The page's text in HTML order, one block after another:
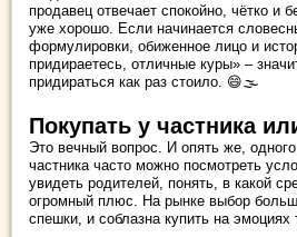
продавец отвечает спокойно, чётко и
уже хорошо. Если начинается
формулировки, обиженное лицо и
придираетесь, отличные куры» –
придираться как раз стоило. 😄🌫️
Покупать у частника
Это вечный вопрос. И опять же, одного
частника часто можно посмотреть
увидеть родителей, понять, в какой
огромный плюс. На рынке выбор
спешки, и соблазна купить на